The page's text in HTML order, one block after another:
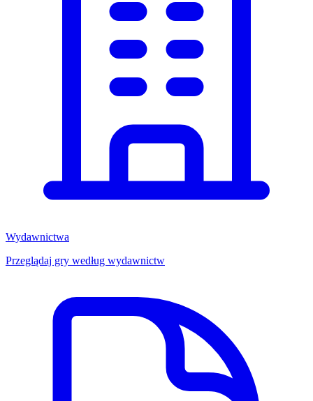
Wydawnictwa
Przeglądaj gry według wydawnictw